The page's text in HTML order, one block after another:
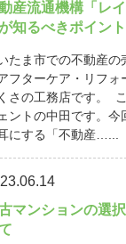
産流通機構「レ
知るべきポイン
たま市での不動産の
フターケア・リフォ
さの工務店です。
ントの中田です。今
にする「不動産…...
マンションの選